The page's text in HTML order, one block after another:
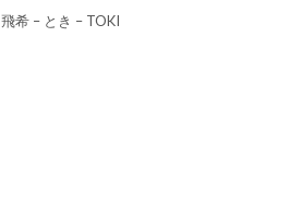
飛希 – とき – TOKI